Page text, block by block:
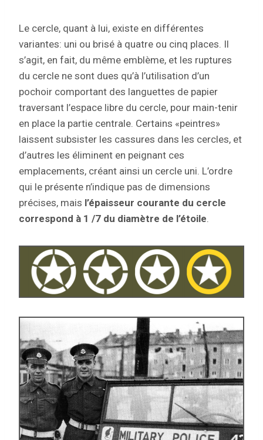
Le cercle, quant à lui, existe en différentes
variantes: uni ou brisé à quatre ou cinq places. Il
s’agit, en fait, du même emblème, et les ruptures
du cercle ne sont dues qu’à l’utilisation d’un
pochoir comportant des languettes de papier
traversant l’espace libre du cercle, pour main-tenir
en place la partie centrale. Certains «peintres»
laissent subsister les cassures dans les cercles, et
d’autres les éliminent en peignant ces
emplacements, créant ainsi un cercle uni. L’ordre
qui le présente n’indique pas de dimensions
précises, mais l’épaisseur courante du cercle
correspond à 1 /7 du diamètre de l’étoile.